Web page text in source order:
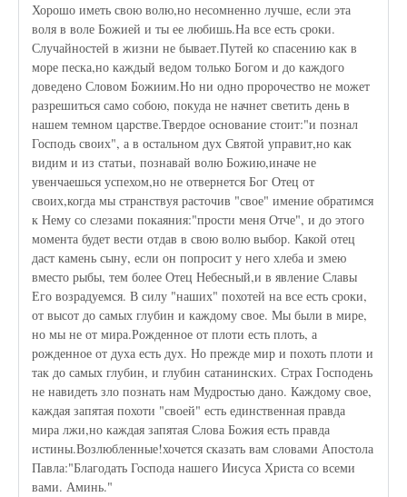
Хорошо иметь свою волю,но несомненно лучше, если эта
воля в воле Божией и ты ее любишь.На все есть сроки.
Случайностей в жизни не бывает.Путей ко спасению как в
море песка,но каждый ведом только Богом и до каждого
доведено Словом Божиим.Но ни одно пророчество не может
разрешиться само собою, покуда не начнет светить день в
нашем темном царстве.Твердое основание стоит:"и познал
Господь своих", а в остальном дух Святой управит,но как
видим и из статьи, познавай волю Божию,иначе не
увенчаешься успехом,но не отвернется Бог Отец от
своих,когда мы странствуя расточив "свое" имение обратимся
к Нему со слезами покаяния:"прости меня Отче", и до этого
момента будет вести отдав в свою волю выбор. Какой отец
даст камень сыну, если он попросит у него хлеба и змею
вместо рыбы, тем более Отец Небесный,и в явление Славы
Его возрадуемся. В силу "наших" похотей на все есть сроки,
от высот до самых глубин и каждому свое. Мы были в мире,
но мы не от мира.Рожденное от плоти есть плоть, а
рожденное от духа есть дух. Но прежде мир и похоть плоти и
так до самых глубин, и глубин сатанинских. Страх Господень
не навидеть зло познать нам Мудростью дано. Каждому свое,
каждая запятая похоти "своей" есть единственная правда
мира лжи,но каждая запятая Слова Божия есть правда
истины.Возлюбленные!хочется сказать вам словами Апостола
Павла:"Благодать Господа нашего Иисуса Христа со всеми
вами. Аминь."